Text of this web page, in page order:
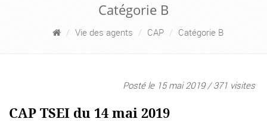
Catégorie B
Vie des agents CAP Catégorie B
Posté le 15 mai 2019 / 371 visites
CAP TSEI du 14 mai 2019